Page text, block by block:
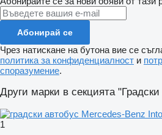
Абонирай се
Чрез натискане на бутона вие се
политика за конфиденциалност и
споразумение.
Други марки в секцията
1